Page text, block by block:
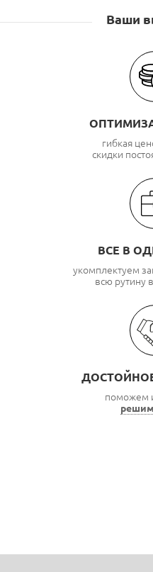
Ваши
гибкая
скидки
ВСЕ В
укомплектуем
всю рутину
поможем